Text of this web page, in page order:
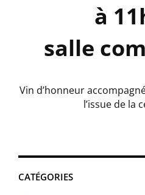
CATÉGORIES
à
salle
Vin d’honneur
l’issue de la